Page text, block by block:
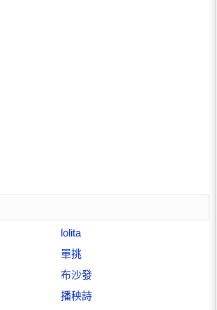
lolita
單挑
布沙發
播秧詩